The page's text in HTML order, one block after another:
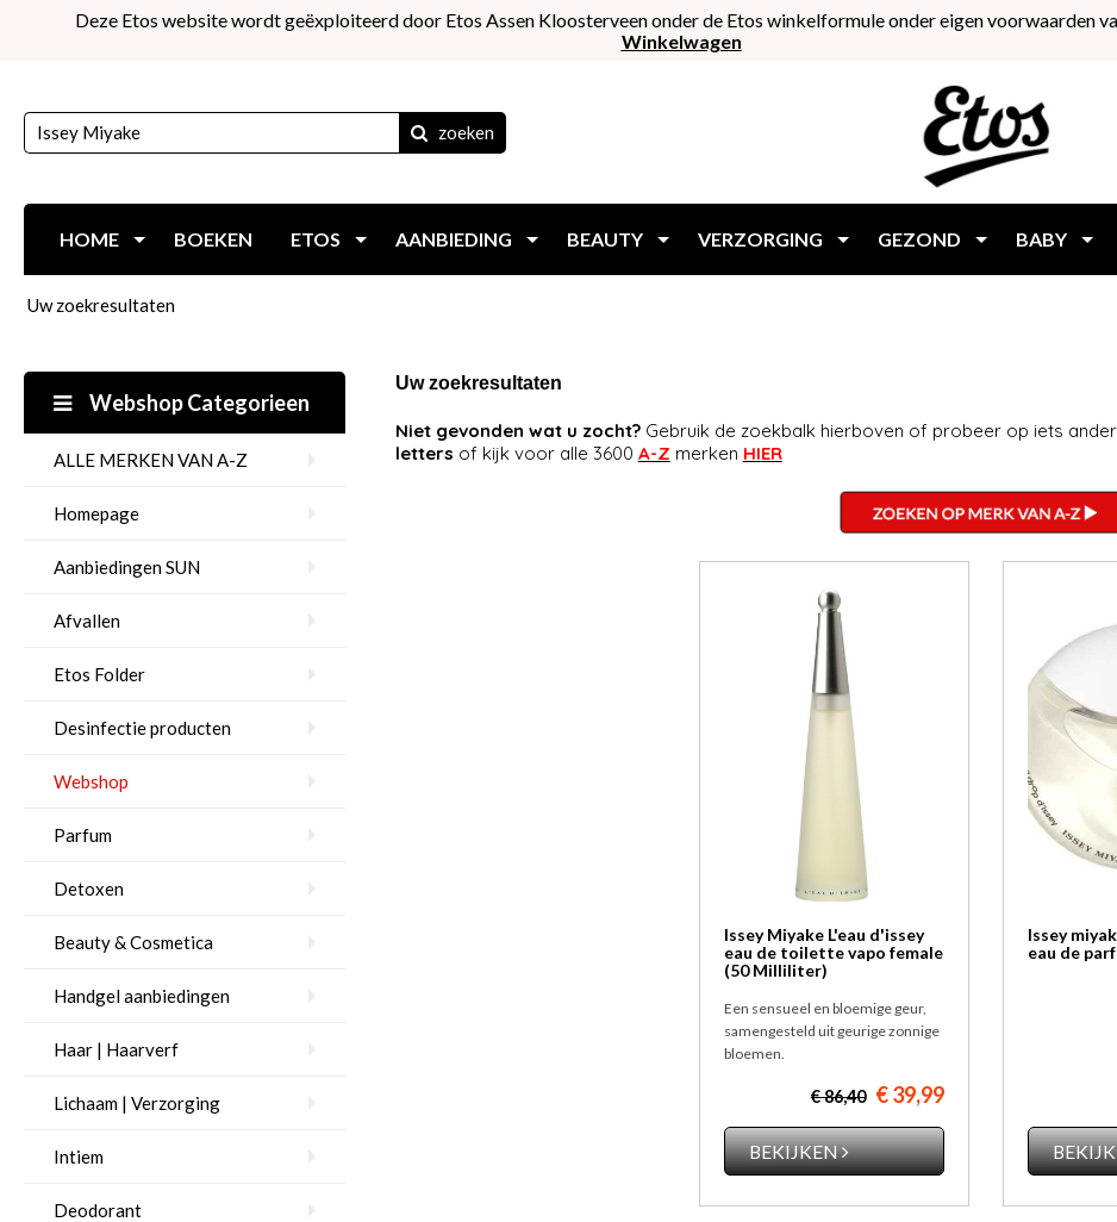
Deze Etos website wordt geëxploiteerd door Etos Assen Kloosterveen onder de Etos winkelformule onder eigen voorwaarden
Winkelwagen
zoeken
HOME BOEKEN ETOS AANBIEDING BEAUTY VERZORGING GEZOND BABY
Uw zoekresultaten
Webshop Categorieen
ALLE MERKEN VAN A-Z
Homepage
Aanbiedingen SUN
Afvallen
Etos Folder
Desinfectie producten
Webshop
Parfum
Detoxen
Beauty & Cosmetica
Handgel aanbiedingen
Haar | Haarverf
Lichaam | Verzorging
Intiem
Deodorant
Uw zoekresultaten
Niet gevonden wat u zocht?Gebruik de zoekbalk hierboven of probeer op iets
letters of kijk voor alle 3600 A-Z merken HIER
Issey Miyake L'eau d'issey
eau de toilette vapo female
(50 Milliliter)
Een sensueel en bloemige geur,
samengesteld uit geurige zonnige
bloemen.
€ 86,40 € 39,99
BEKIJKEN
Issey
eau de